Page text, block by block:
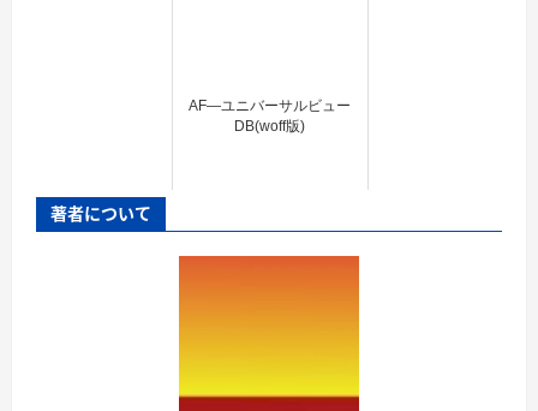
AF―ユニバーサルビュー
DB(woff版)
著者について